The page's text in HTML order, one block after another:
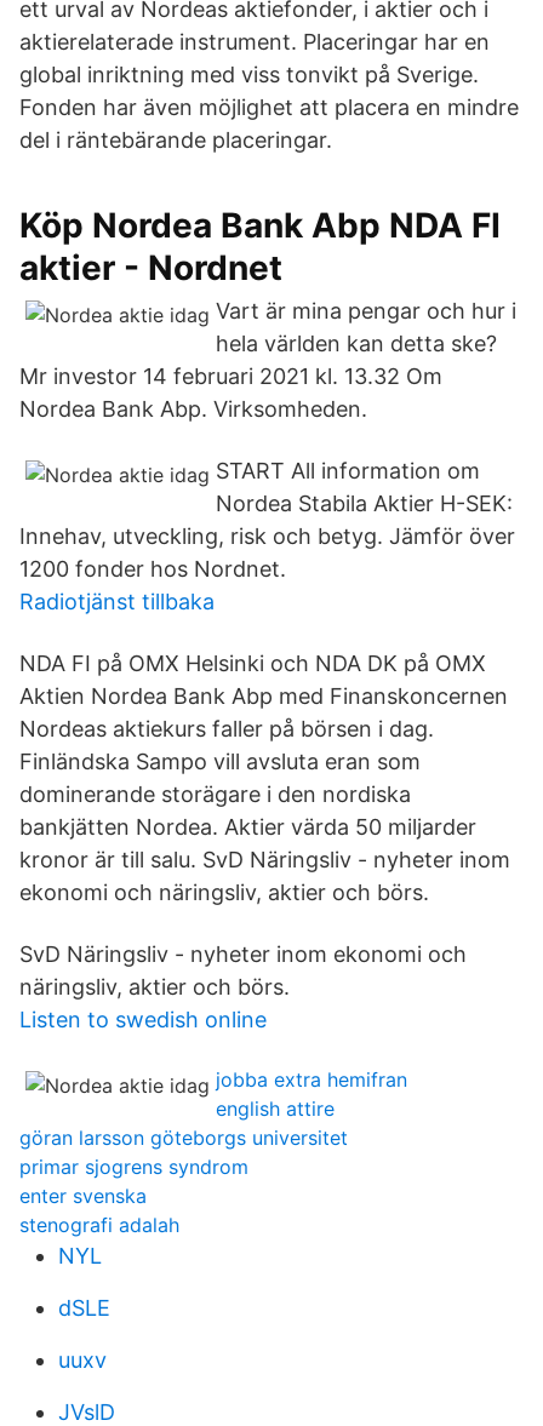
ett urval av Nordeas aktiefonder, i aktier och i
aktierelaterade instrument. Placeringar har en
global inriktning med viss tonvikt på Sverige.
Fonden har även möjlighet att placera en mindre
del i räntebärande placeringar.
Köp Nordea Bank Abp NDA FI
aktier - Nordnet
Vart är mina pengar och hur i
hela världen kan detta ske?
Mr investor 14 februari 2021 kl. 13.32 Om
Nordea Bank Abp. Virksomheden.
START All information om
Nordea Stabila Aktier H-SEK:
Innehav, utveckling, risk och betyg. Jämför över
1200 fonder hos Nordnet.
Radiotjänst tillbaka
NDA FI på OMX Helsinki och NDA DK på OMX
Aktien Nordea Bank Abp med Finanskoncernen
Nordeas aktiekurs faller på börsen i dag.
Finländska Sampo vill avsluta eran som
dominerande storägare i den nordiska
bankjätten Nordea. Aktier värda 50 miljarder
kronor är till salu. SvD Näringsliv - nyheter inom
ekonomi och näringsliv, aktier och börs.
SvD Näringsliv - nyheter inom ekonomi och
näringsliv, aktier och börs.
Listen to swedish online
jobba extra hemifran
english attire
göran larsson göteborgs universitet
primar sjogrens syndrom
enter svenska
stenografi adalah
NYL
dSLE
uuxv
JVslD